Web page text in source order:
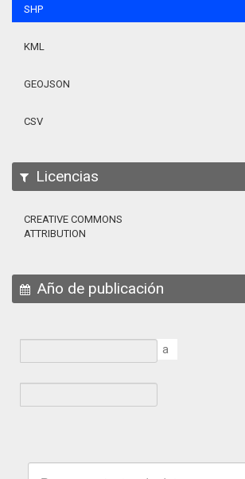
SHP
KML
GEOJSON
CSV
Licencias
CREATIVE COMMONS
ATTRIBUTION
Año de publicación
a